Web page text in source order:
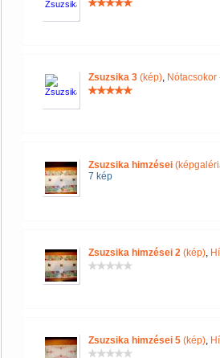
Zsuzsika 3 (kép),
Zsuzsika himzései
7 kép
Zsuzsika himzései 2 (kép),
Zsuzsika himzései 5 (kép),